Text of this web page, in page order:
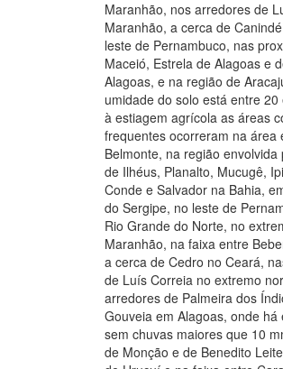
Maranhão, nos arredores de
Maranhão, a cerca de
leste de Pernambuco, nas
Maceió, Estrela de Alagoas e
Alagoas, e na região de
umidade do solo está entre
à estiagem agrícola as áreas
frequentes ocorreram na área
Belmonte, na região
de Ilhéus, Planalto, Mucugê,
Conde e Salvador na Bahia,
do Sergipe, no leste de
Rio Grande do Norte, no
Maranhão, na faixa entre
a cerca de Cedro no Ceará,
de Luís Correia no extremo
arredores de Palmeira dos
Gouveia em Alagoas, onde
sem chuvas maiores que 10
de Monção e de Benedito